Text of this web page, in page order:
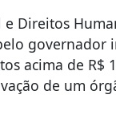
Direitos
governador
acima de R$
de um